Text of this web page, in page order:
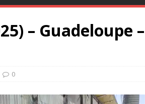
– Guadeloupe –
0